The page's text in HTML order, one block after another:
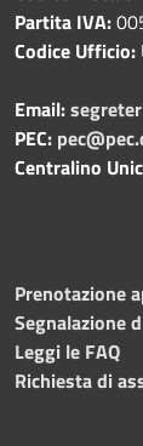
Partita IVA:
Codice Ufficio:
Email:
PEC:
Centralino
Prenotazione
Segnalazione
Leggi le FAQ
Richiesta di